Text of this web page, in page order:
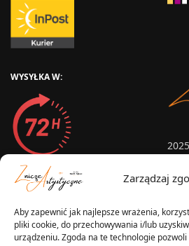
Zarządzaj
Aby zapewnić jak najlepsze wrażenia,
pliki cookie, do przechowywania i/lub
urządzeniu. Zgoda na te technologie
WYSYŁKA W: